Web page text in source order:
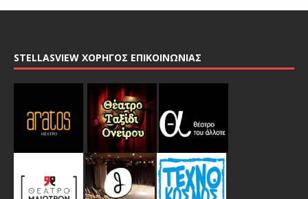
STELLASVIEW ΧΟΡΗΓΟΣ ΕΠΙΚΟΙΝΩΝΙΑΣ